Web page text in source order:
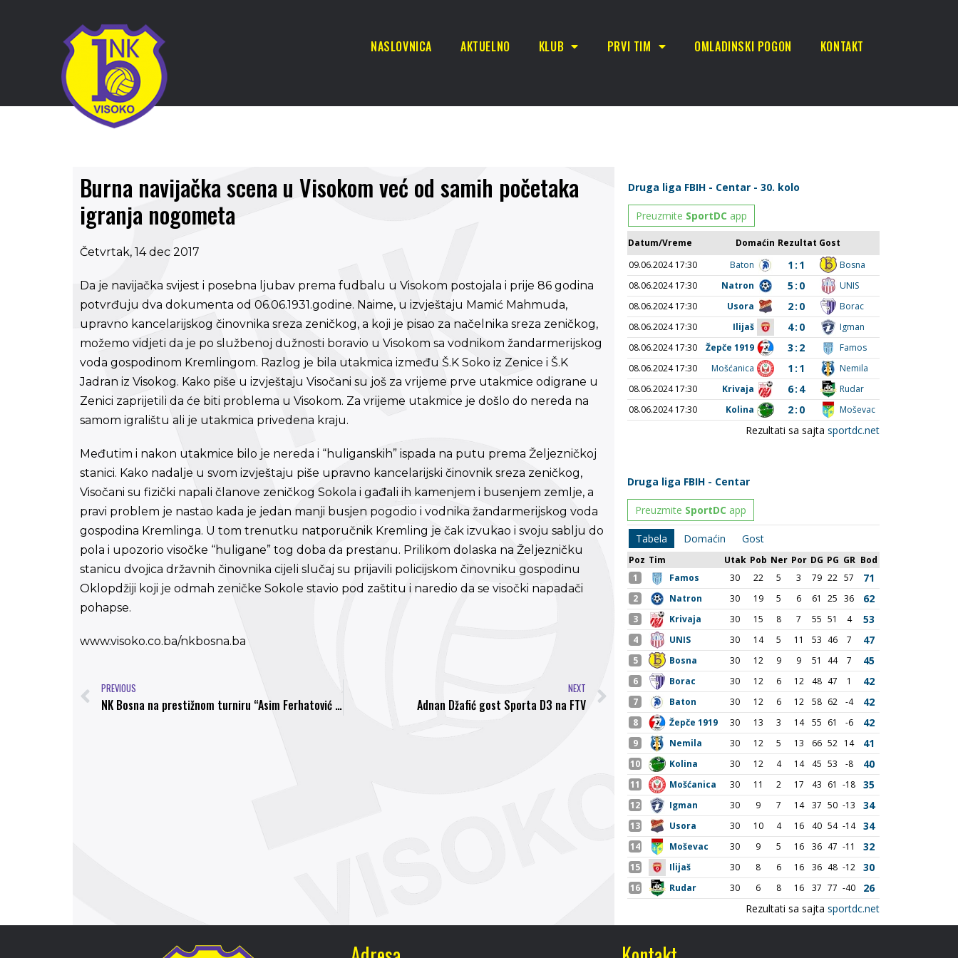
NASLOVNICA AKTUELNO KLUB PRVI TIM OMLADINSKI POGON KONTAKT
Burna navijačka scena u Visokom već od samih početaka
igranja nogometa
Četvrtak, 14 dec 2017
Da je navijačka svijest i posebna ljubav prema fudbalu u Visokom postojala i prije 86 godina
potvrđuju dva dokumenta od 06.06.1931.godine. Naime, u izvještaju Mamić Mahmuda,
upravno kancelarijskog činovnika sreza zeničkog, a koji je pisao za načelnika sreza zeničkog,
možemo vidjeti da je po službenoj dužnosti boravio u Visokom sa vodnikom žandarmerijskog
voda gospodinom Kremlingom. Razlog je bila utakmica između Š.K Soko iz Zenice i Š.K
Jadran iz Visokog. Kako piše u izvještaju Visočani su još za vrijeme prve utakmice odigrane u
Zenici zaprijetili da će biti problema u Visokom. Za vrijeme utakmice je došlo do nereda na
samom igralištu ali je utakmica privedena kraju.
Međutim i nakon utakmice bilo je nereda i “huliganskih” ispada na putu prema Željezničkoj
stanici. Kako nadalje u svom izvještaju piše upravno kancelarijski činovnik sreza zeničkog,
Visočani su fizički napali članove zeničkog Sokola i gađali ih kamenjem i busenjem zemlje, a
pravi problem je nastao kada je jedan manji busjen pogodio i vodnika žandarmerijskog voda
gospodina Kremlinga. U tom trenutku natporučnik Kremling je čak izvukao i svoju sablju do
pola i upozorio visočke “huligane” tog doba da prestanu. Prilikom dolaska na Željezničku
stanicu dvojica državnih činovnika cijeli slučaj su prijavili policijskom činovniku gospodinu
Oklopdžiji koji je odmah zeničke Sokole stavio pod zaštitu i naredio da se visočki napadači
pohapse.
www.visoko.co.ba/nkbosna.ba
PREVIOUS
NK Bosna na prestižnom turniru “Asim Ferhatović Hase”
NEXT
Adnan Džafić gost Sporta D3 na FTV